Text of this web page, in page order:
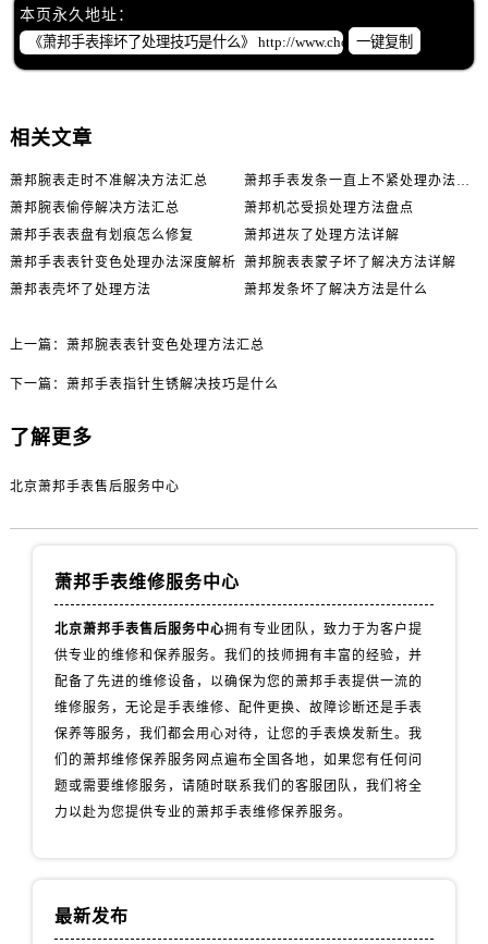
本页永久地址：
一键复制
相关文章
萧邦腕表走时不准解决方法汇总
萧邦手表发条一直上不紧处理办法推荐
萧邦腕表偷停解决方法汇总
萧邦机芯受损处理方法盘点
萧邦手表表盘有划痕怎么修复
萧邦进灰了处理方法详解
萧邦手表表针变色处理办法深度解析 萧邦腕表表蒙子坏了解决方法详解
萧邦表壳坏了处理方法
萧邦发条坏了解决方法是什么
上一篇： 萧邦腕表表针变色处理方法汇总
下一篇： 萧邦手表指针生锈解决技巧是什么
了解更多
北京萧邦手表售后服务中心
萧邦手表维修服务中心
北京萧邦手表售后服务中心拥有专业团队，致力于为客户提
供专业的维修和保养服务。我们的技师拥有丰富的经验，并
配备了先进的维修设备，以确保为您的萧邦手表提供一流的
维修服务，无论是手表维修、配件更换、故障诊断还是手表
保养等服务，我们都会用心对待，让您的手表焕发新生。我
们的萧邦维修保养服务网点遍布全国各地，如果您有任何问
题或需要维修服务，请随时联系我们的客服团队，我们将全
力以赴为您提供专业的萧邦手表维修保养服务。
最新发布